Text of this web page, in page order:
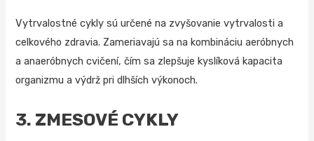
Vytrvalostné cykly sú určené na zvyšovanie vytrvalosti a
celkového zdravia. Zameriavajú sa na kombináciu aeróbnych
a anaeróbnych cvičení, čím sa zlepšuje kyslíková kapacita
organizmu a výdrž pri dlhších výkonoch.
3. ZMESOVÉ CYKLY